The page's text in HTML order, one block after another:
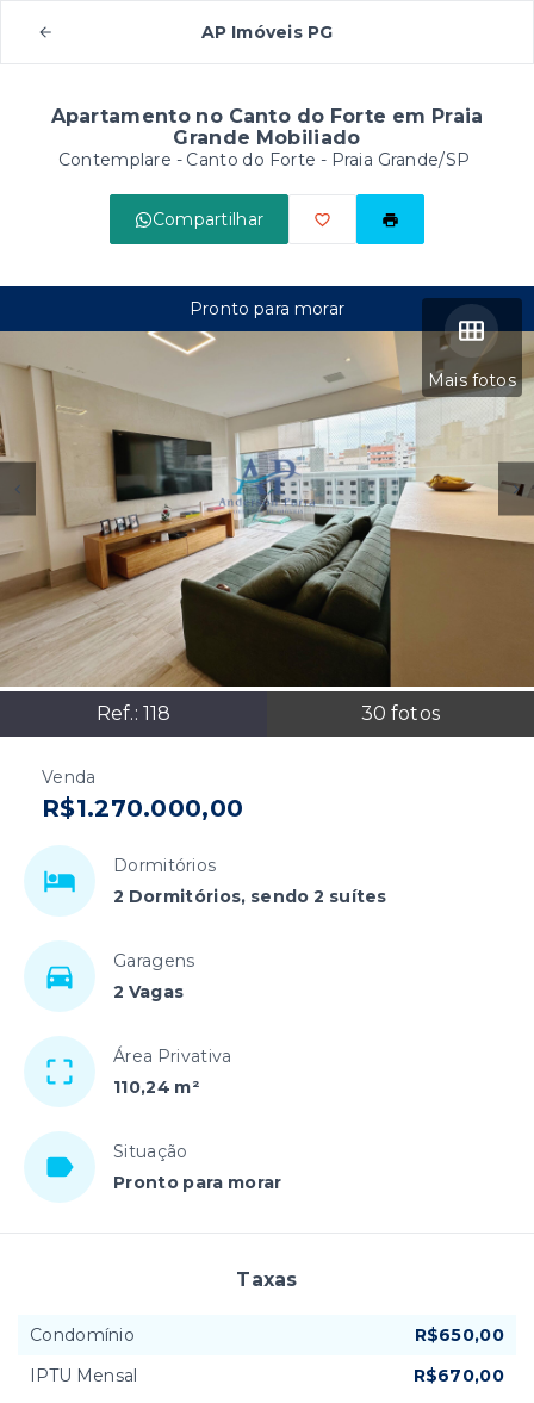
AP Imóveis PG
Apartamento no Canto do Forte em Praia
Grande Mobiliado
Contemplare - Canto do Forte - Praia Grande/SP
Compartilhar
Mais fotos
Ref.: 118 30 fotos
Pronto para morar
Venda
R$1.270.000,00
Dormitórios
2 Dormitórios, sendo 2 suítes
Garagens
2 Vagas
Área Privativa
110,24 m²
Situação
Pronto para morar
Taxas
Condomínio
R$650,00
IPTU Mensal
R$670,00